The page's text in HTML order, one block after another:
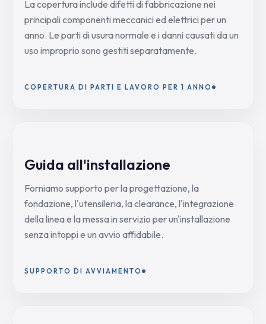
La copertura include difetti di fabbricazione nei
principali componenti meccanici ed elettrici per un
anno. Le parti di usura normale e i danni causati da un
uso improprio sono gestiti separatamente.
COPERTURA DI PARTI E LAVORO PER 1 ANNO
Guida all'installazione
Forniamo supporto per la progettazione, la
fondazione, l'utensileria, la clearance, l'integrazione
della linea e la messa in servizio per un'installazione
senza intoppi e un avvio affidabile.
SUPPORTO DI AVVIAMENTO